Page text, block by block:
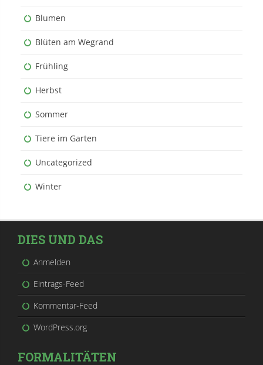
Blumen
Blüten am Wegrand
Frühling
Herbst
Sommer
Tiere im Garten
Uncategorized
Winter
DIES UND DAS
Anmelden
Eintrags-Feed
Kommentar-Feed
WordPress.org
FORMALITÄTEN